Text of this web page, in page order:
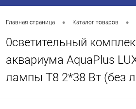
Главная страница • Каталог товаров •
0светительный
аквариума AquaPlus
лампы Т8 2*38 Вт (без